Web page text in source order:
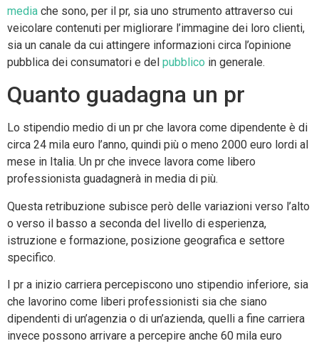
media che sono, per il pr, sia uno strumento attraverso cui
veicolare contenuti per migliorare l’immagine dei loro clienti,
sia un canale da cui attingere informazioni circa l’opinione
pubblica dei consumatori e del pubblico in generale.
Quanto guadagna un pr
Lo stipendio medio di un pr che lavora come dipendente è di
circa 24 mila euro l’anno, quindi più o meno 2000 euro lordi al
mese in Italia. Un pr che invece lavora come libero
professionista guadagnerà in media di più.
Questa retribuzione subisce però delle variazioni verso l’alto
o verso il basso a seconda del livello di esperienza,
istruzione e formazione, posizione geografica e settore
specifico.
I pr a inizio carriera percepiscono uno stipendio inferiore, sia
che lavorino come liberi professionisti sia che siano
dipendenti di un’agenzia o di un’azienda, quelli a fine carriera
invece possono arrivare a percepire anche 60 mila euro